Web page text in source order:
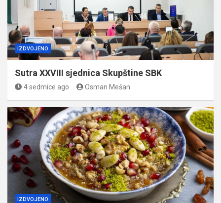
IZDVOJENO
Sutra XXVIII sjednica Skupštine SBK
4 sedmice ago Osman Mešan
IZDVOJENO